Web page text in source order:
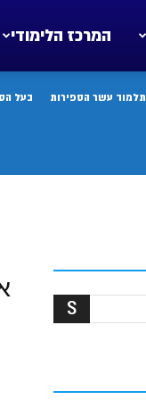
המרכז הלימודי
תלמוד עשר הספירות בעל